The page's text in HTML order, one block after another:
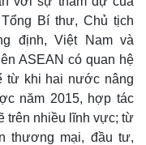
dùng
khoán
phê
Bí thư, Chủ tịch
định, Việt Nam và
ASEAN có quan hệ
từ khi hai nước nâng
năm 2015, hợp tác
trên nhiều lĩnh vực; từ
thương mại, đầu tư,